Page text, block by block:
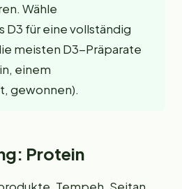
Wähle
für eine vollständig
meisten D3-Präparate
einem
gewonnen).
Protein